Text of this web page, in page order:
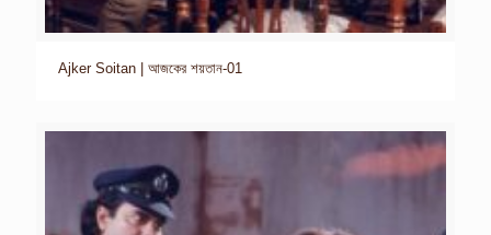
Ajker Soitan | আজকের শয়তান-01